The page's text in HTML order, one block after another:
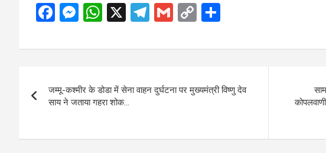
F
ce
o
o
M
se
g
er
W
at
A
p
X
T
e
a
G
ail
C
py
n
ar
navigation
जम्मू-कश्मीर के डोडा में सेना वाहन दुर्घटना पर मुख्यमंत्री विष्णु देव
साय ने जताया गहरा शोक…